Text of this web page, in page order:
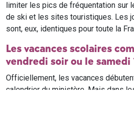
limiter les pics de fréquentation sur
de ski et les sites touristiques. Les
sont, eux, identiques pour toute la
Les vacances scolaires
vendredi soir ou le samedi
Officiellement, les vacances
calendrier du ministère. Mais dans